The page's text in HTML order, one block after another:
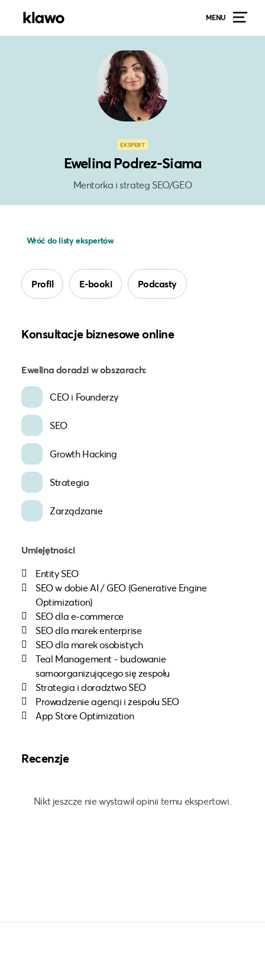
MENU
EKSPERT
Ewelina Podrez-Siama
Mentorka i strateg SEO/GEO
Wróć do listy ekspertów
Profil E-booki Podcasty
Konsultacje biznesowe online
Ewelina doradzi w obszarach:
CEO i Founderzy
SEO
Growth Hacking
Strategia
Zarządzanie
Umiejętności
Entity SEO
SEO w dobie AI / GEO (Generative Engine
Optimization)
SEO dla e-commerce
SEO dla marek enterprise
SEO dla marek osobistych
Teal Management - budowanie
samoorganizującego się zespołu
Strategia i doradztwo SEO
Prowadzenie agencji i zespołu SEO
App Store Optimization
Recenzje
Nikt jeszcze nie wystawił opinii temu ekspertowi.